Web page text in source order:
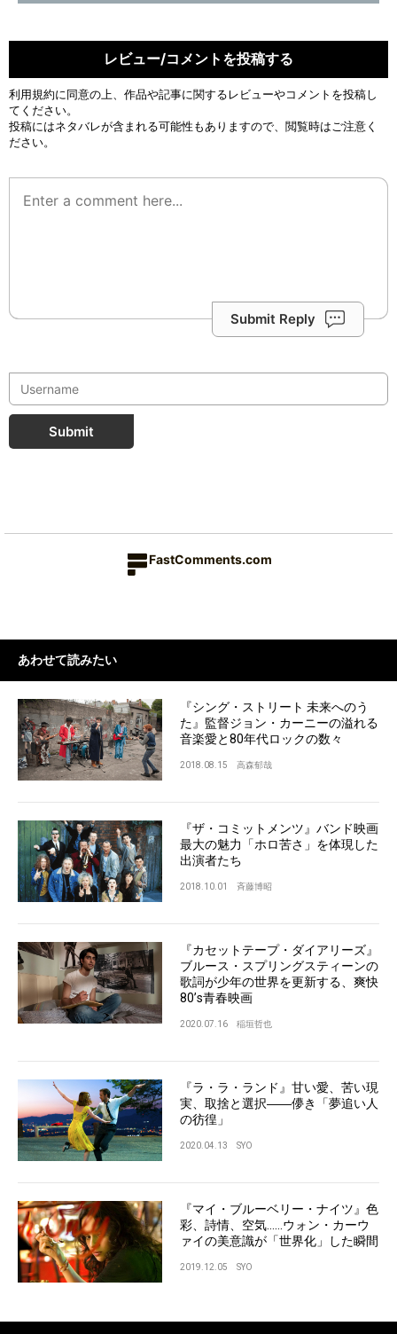
レビュー/コメントを投稿する
利用規約に同意の上、作品や記事に関するレビューやコメントを投稿し
てください。
投稿にはネタバレが含まれる可能性もありますので、閲覧時はご注意く
ださい。
Submit Reply
Submit
FastComments.com
あわせて読みたい
『シング・ストリート 未来へのう
た』監督ジョン・カーニーの溢れる
音楽愛と80年代ロックの数々
2018.08.15 高森郁哉
『ザ・コミットメンツ』バンド映画
最大の魅力「ホロ苦さ」を体現した
出演者たち
2018.10.01 斉藤博昭
『カセットテープ・ダイアリーズ』
ブルース・スプリングスティーンの
歌詞が少年の世界を更新する、爽快
80’s青春映画
2020.07.16 稲垣哲也
『ラ・ラ・ランド』甘い愛、苦い現
実、取捨と選択――儚き「夢追い人
の彷徨」
2020.04.13 SYO
『マイ・ブルーベリー・ナイツ』色
彩、詩情、空気……ウォン・カーウ
ァイの美意識が「世界化」した瞬間
2019.12.05 SYO